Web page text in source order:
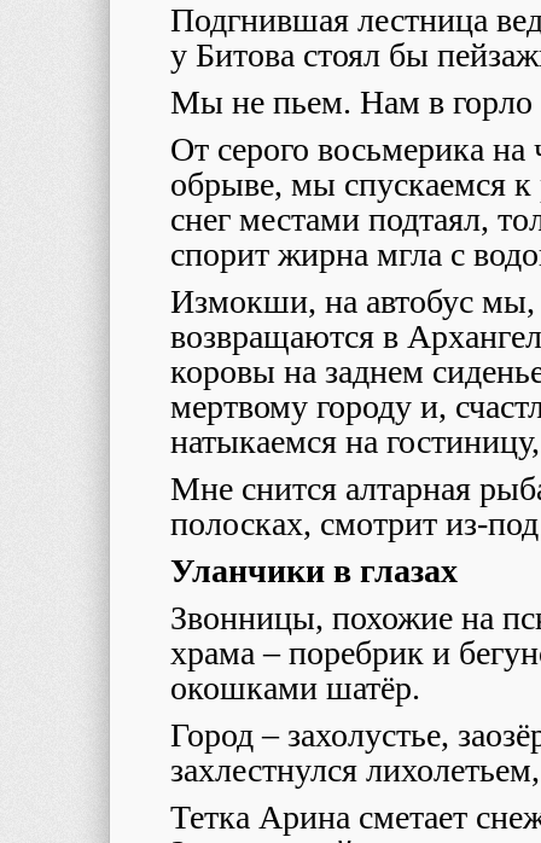
Подгнившая лестница
у Битова стоял бы
Мы не пьем. Нам в горло
От серого восьмерика на
обрыве, мы спускаемся
снег местами подтаял,
спорит жирна мгла с
Измокши, на автобус
возвращаются в
коровы на заднем
мертвому городу и,
натыкаемся на
Мне снится алтарная
полосках, смотрит из-
Уланчики в глазах
Звонницы, похожие на
храма – поребрик и
окошками шатёр.
Город – захолустье,
захлестнулся
Тетка Арина сметает